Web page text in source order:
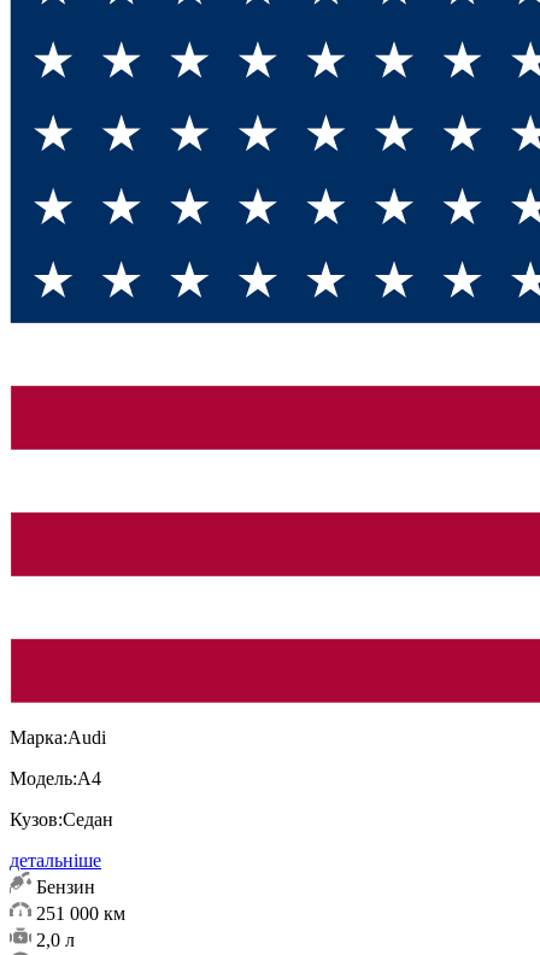
Марка:Audi
Модель:А4
Кузов:Седан
детальніше
Бензин
251 000 км
2,0 л